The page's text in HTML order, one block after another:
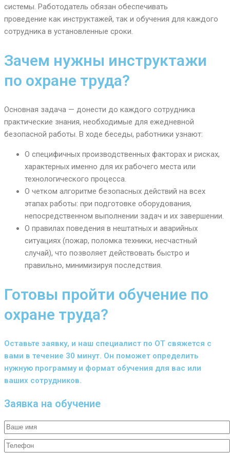
системы. Работодатель обязан обеспечивать
проведение как инструктажей, так и обучения для каждого
сотрудника в установленные сроки.
Зачем нужны инструктажи
по охране труда?
Основная задача — донести до каждого сотрудника
практические знания, необходимые для ежедневной
безопасной работы. В ходе беседы, работники узнают:
О специфичных производственных факторах и рисках,
характерных именно для их рабочего места или
технологического процесса.
О четком алгоритме безопасных действий на всех
этапах работы: при подготовке оборудования,
непосредственном выполнении задач и их завершении.
О правилах поведения в нештатных и аварийных
ситуациях (пожар, поломка техники, несчастный
случай), что позволяет действовать быстро и
правильно, минимизируя последствия.
Готовы пройти обучение по
охране труда?
Оставьте заявку, и наш специалист по ОТ свяжется с
вами в течение 30 минут. Он поможет определить
нужную программу и формат обучения для вас или
ваших сотрудников.
Заявка на обучение